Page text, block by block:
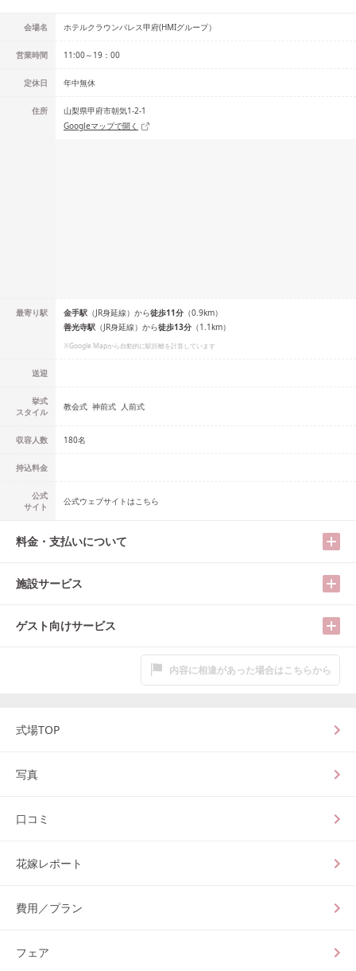
会場名 ホテルクラウンパレス甲府(HMIグループ）
営業時間 11:00～19：00
定休日 年中無休
住所
山梨県甲府市朝気1-2-1
Googleマップで開く
最寄り駅 金手駅 （JR身延線） から徒歩11分 （0.9km）
善光寺駅 （JR身延線） から徒歩13分 （1.1km）
※Google Mapから自動的に駅距離を計算しています
送迎
挙式
スタイル
教会式 神前式 人前式
収容人数 180名
持込料金
公式
サイト
公式ウェブサイトはこちら
料金・支払いについて
施設サービス
ゲスト向けサービス
内容に相違があった場合はこちらから
式場TOP
写真
口コミ
花嫁レポート
費用／プラン
フェア